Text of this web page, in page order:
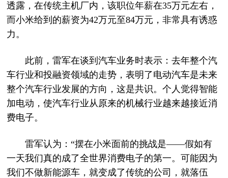
透露，在传统主机厂内，该职位年薪在35万元左右，
而小米给到的薪资为42万元至84万元，非常具有诱惑
力。
此前，雷军在谈到汽车业务时表示：去年整个汽
车行业和投融资领域的走势，表明了电动汽车是未来
整个汽车行业发展的方向，这是共识。个人觉得智能
加电动，使汽车行业从原来的机械行业越来越接近消
费电子。
雷军认为：“摆在小米面前的挑战是——假如有
一天我们真的成了全世界消费电子的第一。可能因为
我们不做新能源车，就变成了传统的公司，就落伍